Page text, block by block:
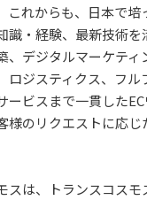
これからも、日本で培
識・経験、最新技術を
、デジタルマーケテ
ロジスティクス、フル
ービスまで一貫した
様のリクエストに応
スは、トランスコスモ